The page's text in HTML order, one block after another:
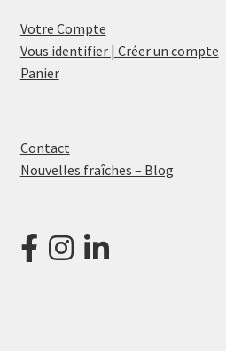
Votre Compte
Vous identifier | Créer un compte
Panier
Contact
Nouvelles fraîches – Blog